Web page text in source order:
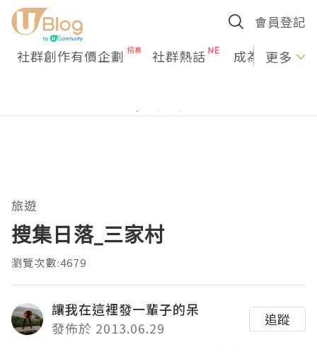
會員登記
社群創作有價企劃 社群熱話 成為U更多
旅遊
搜集日落_三家村
瀏覽次數:4679
讓我在這裡發一輩子的呆
發佈於 2013.06.29
追蹤